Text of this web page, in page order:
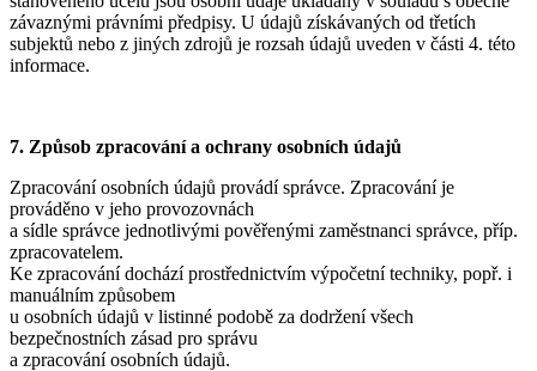
závaznými právními předpisy. U údajů získávaných od třetích
subjektů nebo z jiných zdrojů je rozsah údajů uveden v části 4. této
informace.
7. Způsob zpracování a ochrany osobních údajů
Zpracování osobních údajů provádí správce. Zpracování je
prováděno v jeho provozovnách
a sídle správce jednotlivými pověřenými zaměstnanci správce, příp.
zpracovatelem.
Ke zpracování dochází prostřednictvím výpočetní techniky, popř. i
manuálním způsobem
u osobních údajů v listinné podobě za dodržení všech
bezpečnostních zásad pro správu
a zpracování osobních údajů.